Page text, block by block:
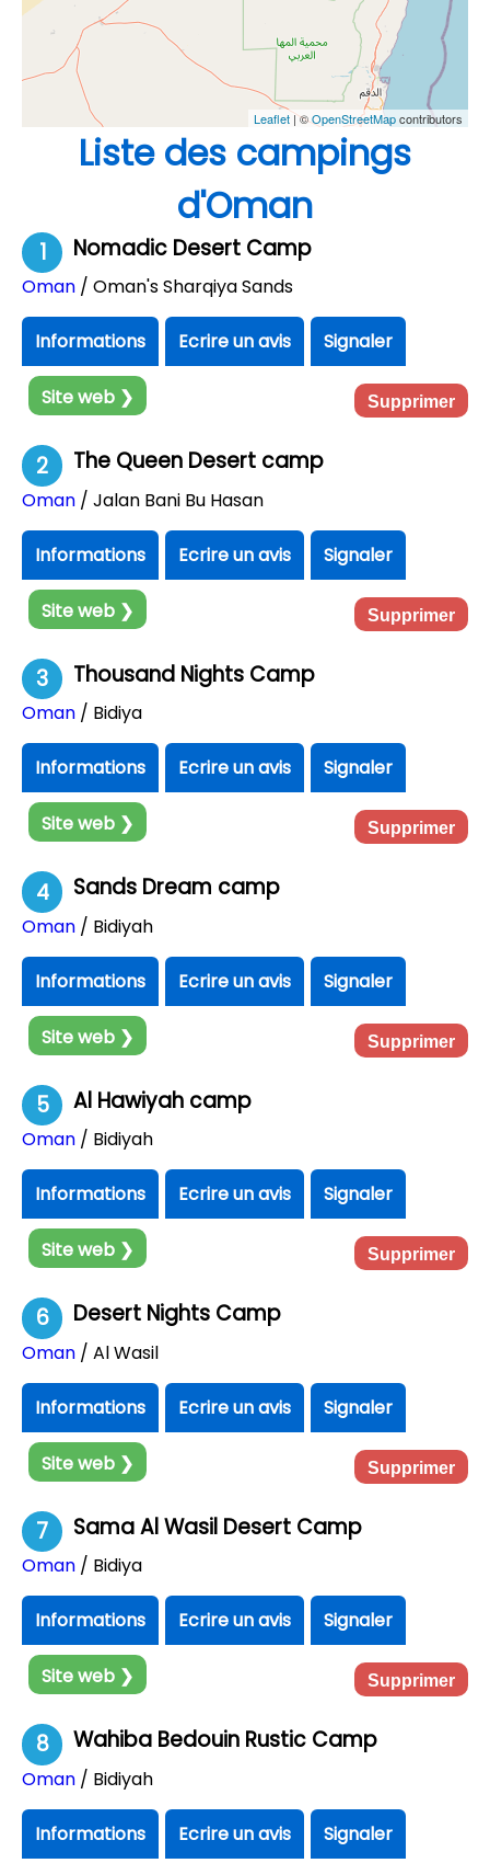
Leaflet| ©OpenStreetMapcontributors
Liste des campings
d'Oman
1 Nomadic Desert Camp
Oman / Oman's Sharqiya Sands
Informations Ecrire un avis Signaler
Site web ❯ Supprimer
2 The Queen Desert camp
Oman / Jalan Bani Bu Hasan
Informations Ecrire un avis Signaler
Site web ❯ Supprimer
3 Thousand Nights Camp
Oman / Bidiya
Informations Ecrire un avis Signaler
Site web ❯ Supprimer
4 Sands Dream camp
Oman / Bidiyah
Informations Ecrire un avis Signaler
Site web ❯ Supprimer
5 Al Hawiyah camp
Oman / Bidiyah
Informations Ecrire un avis Signaler
Site web ❯ Supprimer
6 Desert Nights Camp
Oman / Al Wasil
Informations Ecrire un avis Signaler
Site web ❯ Supprimer
7 Sama Al Wasil Desert Camp
Oman / Bidiya
Informations Ecrire un avis Signaler
Site web ❯ Supprimer
8 Wahiba Bedouin Rustic Camp
Oman / Bidiyah
Informations Ecrire un avis Signaler